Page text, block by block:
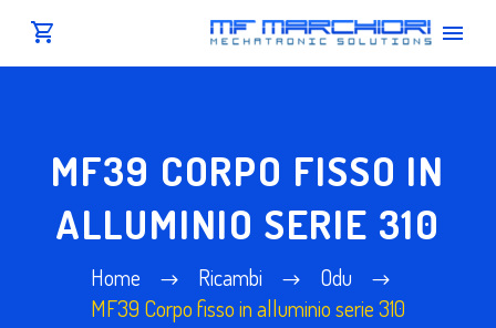
MF39 CORPO FISSO IN
ALLUMINIO SERIE 310
Home Ricambi
Odu
MF39 Corpo fisso in alluminio serie 310